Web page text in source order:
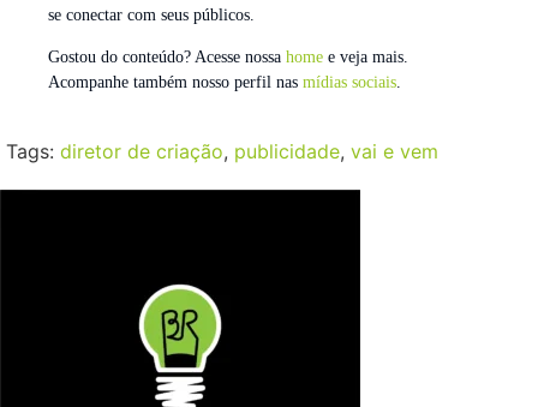
se conectar com seus públicos.
Gostou do conteúdo? Acesse nossa home e veja mais.
Acompanhe também nosso perfil nas mídias sociais.
Tags: diretor de criação, publicidade, vai e vem